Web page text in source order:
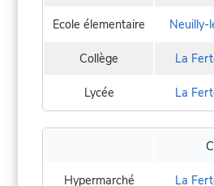
Ecole élementaire Neuilly-
Collège La
Lycée La
Hypermarché La